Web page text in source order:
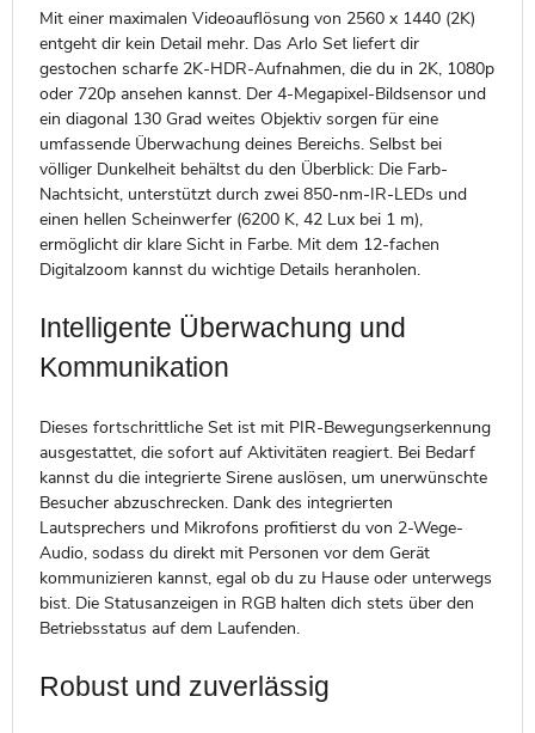
Mit einer maximalen Videoauflösung von 2560 x 1440 (2K)
entgeht dir kein Detail mehr. Das Arlo Set liefert dir
gestochen scharfe 2K-HDR-Aufnahmen, die du in 2K, 1080p
oder 720p ansehen kannst. Der 4-Megapixel-Bildsensor und
ein diagonal 130 Grad weites Objektiv sorgen für eine
umfassende Überwachung deines Bereichs. Selbst bei
völliger Dunkelheit behältst du den Überblick: Die Farb-
Nachtsicht, unterstützt durch zwei 850-nm-IR-LEDs und
einen hellen Scheinwerfer (6200 K, 42 Lux bei 1 m),
ermöglicht dir klare Sicht in Farbe. Mit dem 12-fachen
Digitalzoom kannst du wichtige Details heranholen.
Intelligente Überwachung und
Kommunikation
Dieses fortschrittliche Set ist mit PIR-Bewegungserkennung
ausgestattet, die sofort auf Aktivitäten reagiert. Bei Bedarf
kannst du die integrierte Sirene auslösen, um unerwünschte
Besucher abzuschrecken. Dank des integrierten
Lautsprechers und Mikrofons profitierst du von 2-Wege-
Audio, sodass du direkt mit Personen vor dem Gerät
kommunizieren kannst, egal ob du zu Hause oder unterwegs
bist. Die Statusanzeigen in RGB halten dich stets über den
Betriebsstatus auf dem Laufenden.
Robust und zuverlässig